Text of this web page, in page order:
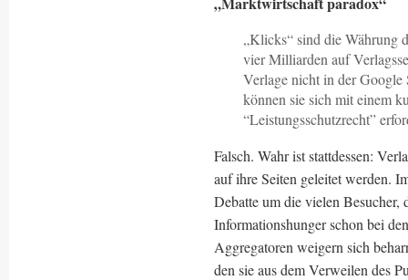
„Klicks“ sind die Währung
vier Milliarden auf
Verlage nicht in der
können sie sich mit einem
“Leistungsschutzrecht”
Falsch. Wahr ist stattdessen:
auf ihre Seiten geleitet werden.
Debatte um die vielen
Informationshunger schon bei
Aggregatoren weigern sich
den sie aus dem Verweilen des